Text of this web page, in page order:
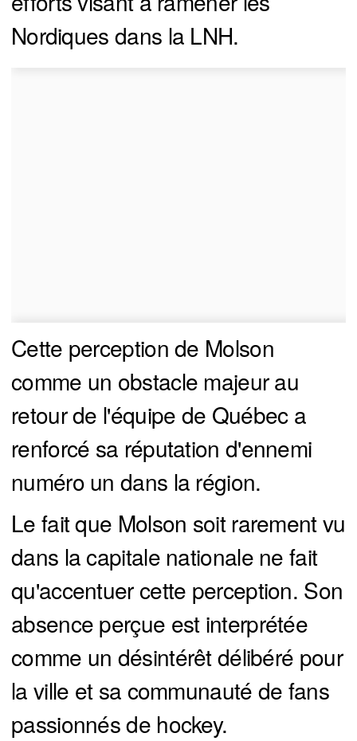
Nordiques dans la LNH.
Cette perception de Molson
comme un obstacle majeur au
retour de l'équipe de Québec a
renforcé sa réputation d'ennemi
numéro un dans la région.
Le fait que Molson soit rarement vu
dans la capitale nationale ne fait
qu'accentuer cette perception. Son
absence perçue est interprétée
comme un désintérêt délibéré pour
la ville et sa communauté de fans
passionnés de hockey.